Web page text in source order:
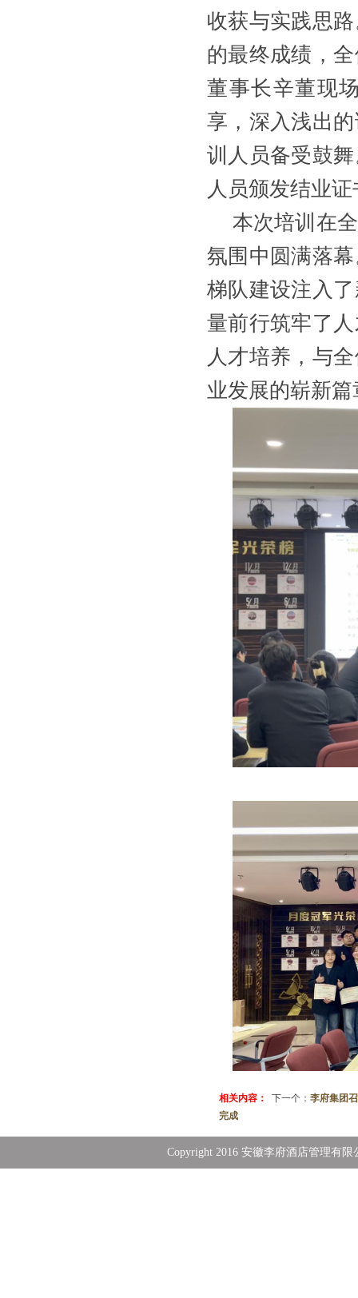
收获与实践思
的最终成绩，
董事长辛董现
享，深入浅出
训人员备受鼓
人员颁发结业
本次培训在
氛围中圆满落
梯队建设注入
量前行筑牢了
人才培养，与
业发展的崭新篇
相关内容： 下一个： 李府集团
完成
Copyright 2016 安徽李府酒店管理有